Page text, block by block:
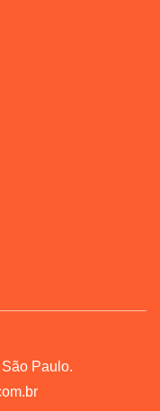
Paulo.